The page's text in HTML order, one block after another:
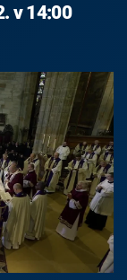
v 14:00